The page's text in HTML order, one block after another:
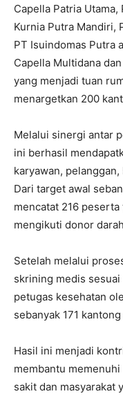
Capella Patria
Kurnia Putra Mandiri,
PT Isuindomas Putra
Capella Multidana
yang menjadi tuan
menargetkan 200
Melalui sinergi antar
ini berhasil
karyawan,
Dari target awal
mencatat 216
mengikuti donor
Setelah melalui
skrining medis
petugas kesehatan
sebanyak 171
Hasil ini menjadi
membantu
sakit dan masyarakat